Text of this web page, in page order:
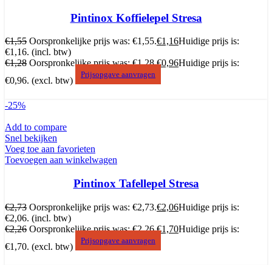
Pintinox Koffielepel Stresa
€1,55 Oorspronkelijke prijs was: €1,55.€1,16Huidige prijs is:
€1,16. (incl. btw)
€1,28 Oorspronkelijke prijs was: €1,28.€0,96Huidige prijs is:
€0,96. (excl. btw)
Prijsopgave aanvragen
-25%
Add to compare
Snel bekijken
Voeg toe aan favorieten
Toevoegen aan winkelwagen
Pintinox Tafellepel Stresa
€2,73 Oorspronkelijke prijs was: €2,73.€2,06Huidige prijs is:
€2,06. (incl. btw)
€2,26 Oorspronkelijke prijs was: €2,26.€1,70Huidige prijs is:
€1,70. (excl. btw)
Prijsopgave aanvragen